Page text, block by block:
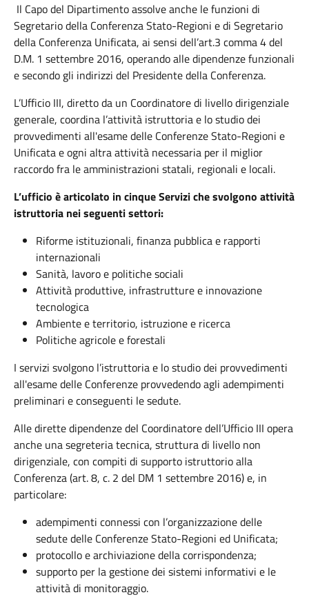
Il Capo del Dipartimento assolve anche le funzioni di
Segretario della Conferenza Stato-Regioni e di Segretario
della Conferenza Unificata, ai sensi dell’art.3 comma 4 del
D.M. 1 settembre 2016, operando alle dipendenze funzionali
e secondo gli indirizzi del Presidente della Conferenza.
L’Ufficio III, diretto da un Coordinatore di livello dirigenziale
generale, coordina l’attività istruttoria e lo studio dei
provvedimenti all'esame delle Conferenze Stato-Regioni e
Unificata e ogni altra attività necessaria per il miglior
raccordo fra le amministrazioni statali, regionali e locali.
L’ufficio è articolato in cinque Servizi che svolgono attività
istruttoria nei seguenti settori:
Riforme istituzionali, finanza pubblica e rapporti
internazionali
Sanità, lavoro e politiche sociali
Attività produttive, infrastrutture e innovazione
tecnologica
Ambiente e territorio, istruzione e ricerca
Politiche agricole e forestali
I servizi svolgono l’istruttoria e lo studio dei provvedimenti
all'esame delle Conferenze provvedendo agli adempimenti
preliminari e conseguenti le sedute.
Alle dirette dipendenze del Coordinatore dell’Ufficio III opera
anche una segreteria tecnica, struttura di livello non
dirigenziale, con compiti di supporto istruttorio alla
Conferenza (art. 8, c. 2 del DM 1 settembre 2016) e, in
particolare:
adempimenti connessi con l’organizzazione delle
sedute delle Conferenze Stato-Regioni ed Unificata;
protocollo e archiviazione della corrispondenza;
supporto per la gestione dei sistemi informativi e le
attività di monitoraggio.